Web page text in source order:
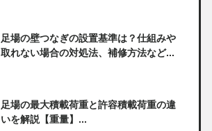
足場の壁つなぎの設置基準は？仕組みや
取れない場合の対処法、補修方法など...
足場の最大積載荷重と許容積載荷重の違
いを解説【重量】...